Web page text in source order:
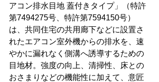
アコン排水目地 蓋付きタイプ」（特許
第7494275号、特許第7594150号）
は、共同住宅の共用廊下などに設置さ
れたエアコン室外機からの排水を、速
やかに漏れなく側溝へ誘導するための
目地材。強度の向上、清掃性、床との
おさまりなどの機能性に加えて、意匠